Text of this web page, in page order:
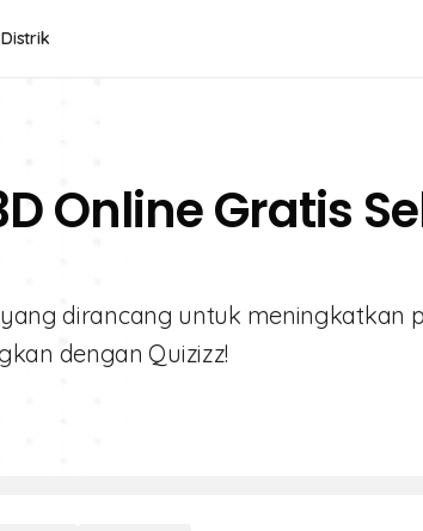
Online Gratis
dirancang untuk meningkatkan
dengan Quizizz!